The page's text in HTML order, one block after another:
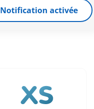
€
Notification activée